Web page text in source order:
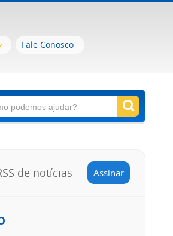
Fale Conosco
de notícias Assinar